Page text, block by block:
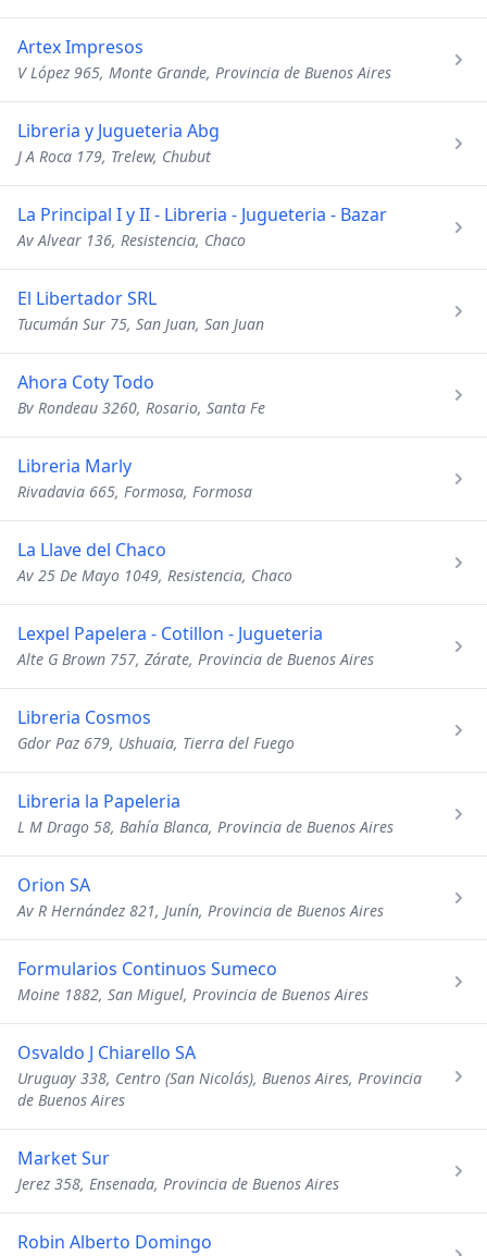
Artex Impresos
V López 965, Monte Grande, Provincia de Buenos Aires
Libreria y Jugueteria Abg
J A Roca 179, Trelew, Chubut
La Principal I y II - Libreria - Jugueteria - Bazar
Av Alvear 136, Resistencia, Chaco
El Libertador SRL
Tucumán Sur 75, San Juan, San Juan
Ahora Coty Todo
Bv Rondeau 3260, Rosario, Santa Fe
Libreria Marly
Rivadavia 665, Formosa, Formosa
La Llave del Chaco
Av 25 De Mayo 1049, Resistencia, Chaco
Lexpel Papelera - Cotillon - Jugueteria
Alte G Brown 757, Zárate, Provincia de Buenos Aires
Libreria Cosmos
Gdor Paz 679, Ushuaia, Tierra del Fuego
Libreria la Papeleria
L M Drago 58, Bahía Blanca, Provincia de Buenos Aires
Orion SA
Av R Hernández 821, Junín, Provincia de Buenos Aires
Formularios Continuos Sumeco
Moine 1882, San Miguel, Provincia de Buenos Aires
Osvaldo J Chiarello SA
Uruguay 338, Centro (San Nicolás), Buenos Aires, Provincia
de Buenos Aires
Market Sur
Jerez 358, Ensenada, Provincia de Buenos Aires
Robin Alberto Domingo